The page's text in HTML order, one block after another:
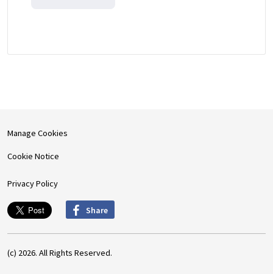
Manage Cookies
Cookie Notice
Privacy Policy
Share
(c) 2026. All Rights Reserved.